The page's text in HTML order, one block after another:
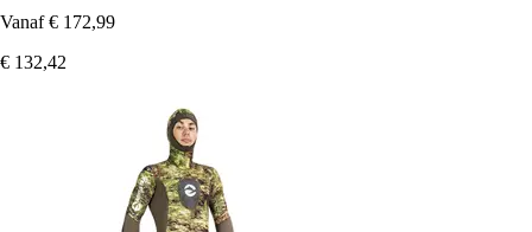
Vanaf € 172,99
€ 132,42